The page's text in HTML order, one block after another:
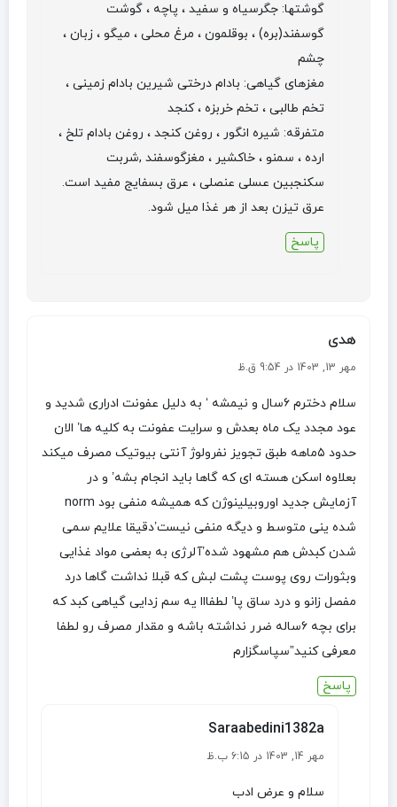
گوشتها: جگرسیاه و سفید ، پاچه ، گوشت
گوسفند(بره) ، بوقلمون ، مرغ محلی ، میگو ، زبان ،
چشم
مغزهای گیاهی: بادام درختی شیرین بادام زمینی ،
تخم طالبی ، تخم خربزه ، کنجد
متفرقه: شیره انگور ، روغن کنجد ، روغن بادام تلخ ،
ارده ، سمنو ، خاکشیر ، مغزگوسفند ,شربت
سکنجبین عسلی عنصلی ، عرق بسفایج مفید است.
عرق تیزن بعد از هر غذا میل شود.
پاسخ
هدی
مهر 13, 1403 در 9:54 ق.ظ
سلام دخترم ۶سال و نیمشه ‘ به دلیل عفونت ادراری شدید و
عود مجدد یک ماه بعدش و سرایت عفونت به کلیه ها’ الان
حدود ۵ماهه طبق تجویز نفرولوژ آنتی بیوتیک مصرف میکند
بعلاوه اسکن هسته ای که گاها باید انجام بشه’ و در
آزمایش جدید اوروبیلینوژن که همیشه منفی بود norm
شده ینی متوسط و دیگه منفی نیست’دقیقا علایم سمی
شدن کبدش هم مشهود شده’آلرژی به بعضی مواد غذایی
و‌بثورات روی پوست پشت لبش که قبلا نداشت گاها درد
مفصل زانو و درد ساق پا’ لطفااا یه سم زدایی گیاهی کبد که
برای بچه ۶ساله ضرر نداشته باشه و مقدار مصرف رو لطفا
معرفی کنید”سپاسگزارم
پاسخ
Saraabedini1382a
مهر 14, 1403 در 6:15 ب.ظ
سلام و عرض ادب